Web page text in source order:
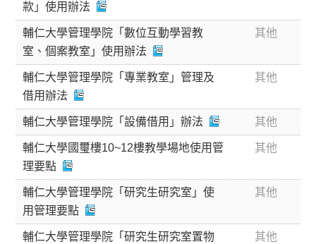
款」使用辦法
輔仁大學管理學院「數位互動學習教
室、個案教室」使用辦法
其他
輔仁大學管理學院「專業教室」管理及
借用辦法
其他
輔仁大學管理學院「設備借用」辦法 其他
輔仁大學國璽樓10~12樓教學場地使用管
理要點
其他
輔仁大學管理學院「研究生研究室」使
用管理要點
其他
輔仁大學管理學院「研究生研究室置物
其他